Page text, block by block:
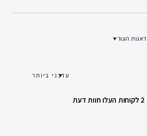
דאגות העור
2 לקוחות העלו חוות דעת